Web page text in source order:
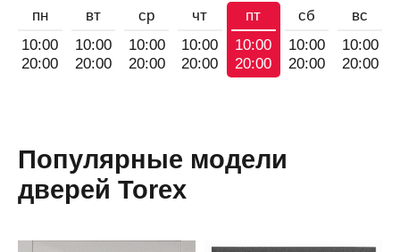
пн
10:00
20:00
вт
10:00
20:00
ср
10:00
20:00
чт
10:00
20:00
пт
10:00
20:00
сб
10:00
20:00
вс
10:00
20:00
Популярные модели
дверей Torex